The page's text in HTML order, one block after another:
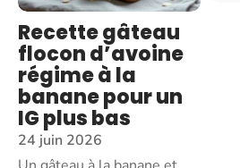
Recette gâteau
flocon d’avoine
régime à la
banane pour un
IG plus bas
24 juin 2026